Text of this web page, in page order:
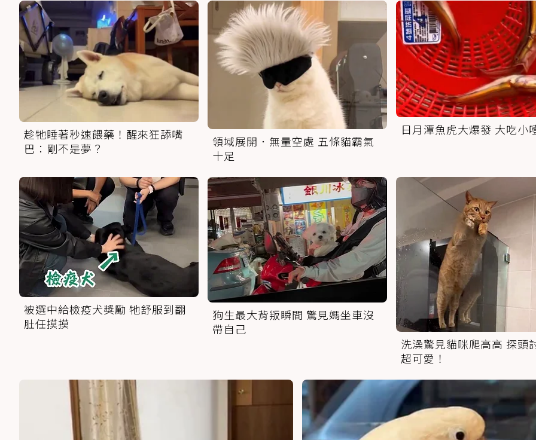
趁牠睡著秒速餵藥！醒來狂舔嘴
巴：剛不是夢？
領域展開．無量空處 五條貓霸氣
十足
日月潭魚虎大爆發 大吃小
被選中給檢疫犬獎勵 牠舒服到翻
肚任摸摸
狗生最大背叛瞬間 驚見媽坐車沒
帶自己
洗澡驚見貓咪爬高高 探頭
超可愛！